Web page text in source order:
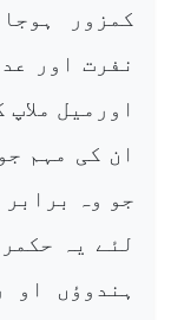
کمزور
نفرت اور
اورمیل
ان کی مہم
جو وہ برابر
لئے یہ
ہندوؤں او